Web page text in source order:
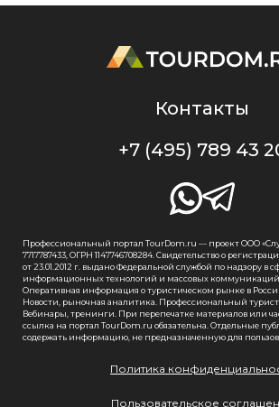
Контакты
+7 (495) 789 43
Профессиональный портал TourDom.ru — проект ООО
7717787433, ОГРН 1147746708284. Свидетельство о
от 23.01.2012 г. выдано Федеральной службой по надзору в
информационных технологий и массовых коммуникаций
Оперативная информация о туристическом рынке в
Новости, рыночная аналитика. Профессиональный
Вебинары, тренинги. При перепечатке материалов или
ссылка на портал TourDom.ru обязательна. Отдельные
содержать информацию, не предназначенную для
Политика
Пользовательское